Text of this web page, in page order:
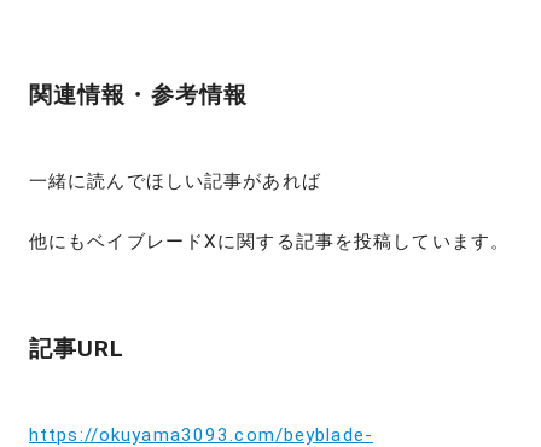
関連情報・参考情報
一緒に読んでほしい記事があれば
他にもベイブレードXに関する記事を投稿しています。
記事URL
https://okuyama3093.com/beyblade-